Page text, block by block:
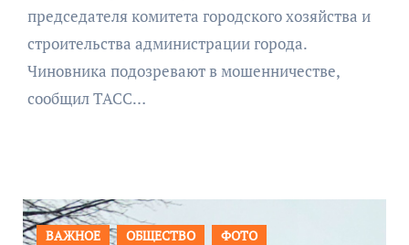
председателя комитета городского хозяйства и
строительства администрации города.
Чиновника подозревают в мошенничестве,
сообщил ТАСС…
ПРОИСШЕСТВИЯ